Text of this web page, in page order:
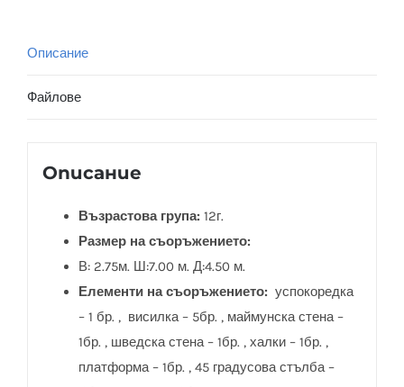
Описание
Файлове
Описание
Възрастова група: 12г.
Размер на съоръжението:
В: 2.75м. Ш:7.00 м. Д:4.50 м.
Елементи на съоръжението: успокоредка
– 1 бр. , висилка – 5бр. , маймунска стена –
1бр. , шведска стена – 1бр. , халки – 1бр. ,
платформа – 1бр. , 45 градусова стълба –